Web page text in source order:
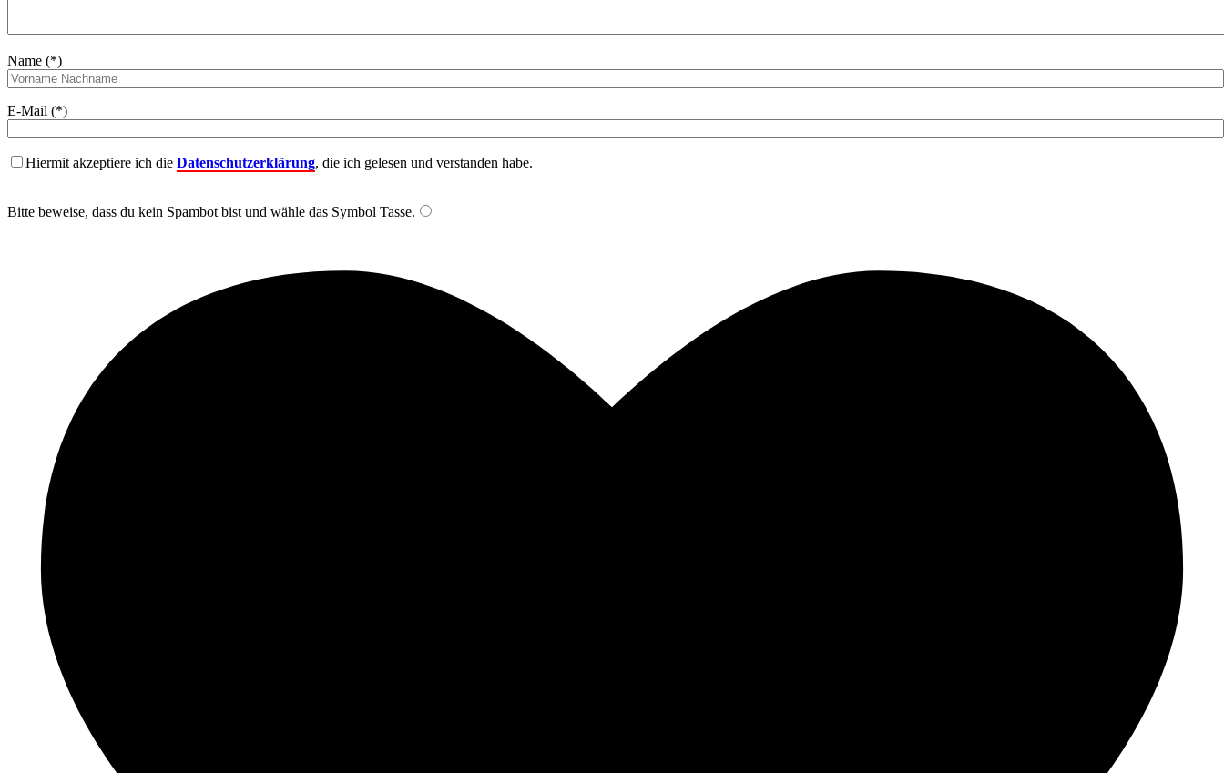
Name (*)
E-Mail (*)
Hiermit akzeptiere ich die Datenschutzerklärung, die ich gelesen und verstanden habe.
Bitte beweise, dass du kein Spambot bist und wähle das Symbol Tasse.